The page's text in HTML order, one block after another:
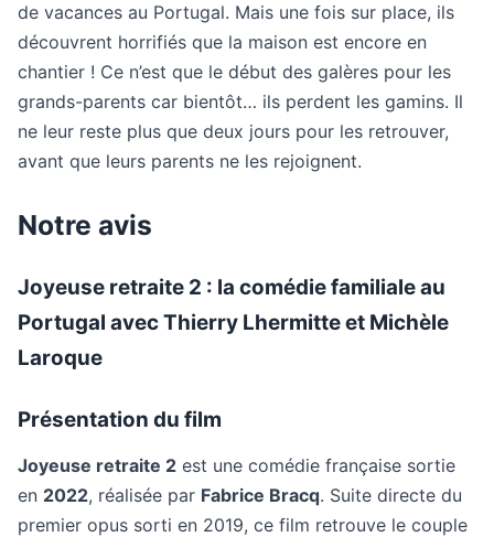
de vacances au Portugal. Mais une fois sur place, ils
découvrent horrifiés que la maison est encore en
chantier ! Ce n’est que le début des galères pour les
grands-parents car bientôt… ils perdent les gamins. Il
ne leur reste plus que deux jours pour les retrouver,
avant que leurs parents ne les rejoignent.
Notre avis
Joyeuse retraite 2 : la comédie familiale au
Portugal avec Thierry Lhermitte et Michèle
Laroque
Présentation du film
Joyeuse retraite 2 est une comédie française sortie
en 2022, réalisée par Fabrice Bracq. Suite directe du
premier opus sorti en 2019, ce film retrouve le couple